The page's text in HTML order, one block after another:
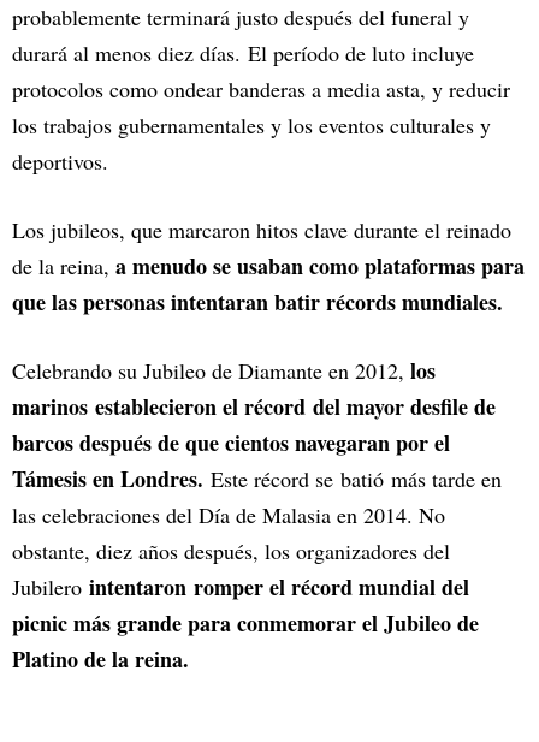
probablemente terminará justo después del funeral y
durará al menos diez días. El período de luto incluye
protocolos como ondear banderas a media asta, y reducir
los trabajos gubernamentales y los eventos culturales y
deportivos.
Los jubileos, que marcaron hitos clave durante el reinado
de la reina, a menudo se usaban como plataformas para
que las personas intentaran batir récords mundiales.
Celebrando su Jubileo de Diamante en 2012, los
marinos establecieron el récord del mayor desfile de
barcos después de que cientos navegaran por el
Támesis en Londres. Este récord se batió más tarde en
las celebraciones del Día de Malasia en 2014. No
obstante, diez años después, los organizadores del
Jubilero intentaron romper el récord mundial del
picnic más grande para conmemorar el Jubileo de
Platino de la reina.